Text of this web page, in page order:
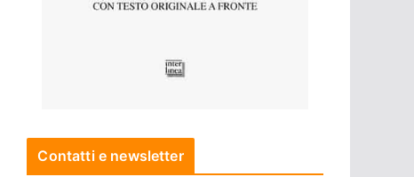
Contatti e newsletter